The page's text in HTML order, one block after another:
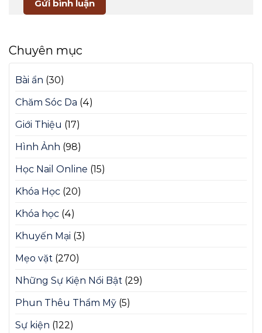
Chuyên mục
Bài ẩn (30)
Chăm Sóc Da (4)
Giới Thiệu (17)
Hình Ảnh (98)
Học Nail Online (15)
Khóa Học (20)
Khóa học (4)
Khuyến Mại (3)
Mẹo vặt (270)
Những Sự Kiện Nổi Bật (29)
Phun Thêu Thẩm Mỹ (5)
Sự kiện (122)